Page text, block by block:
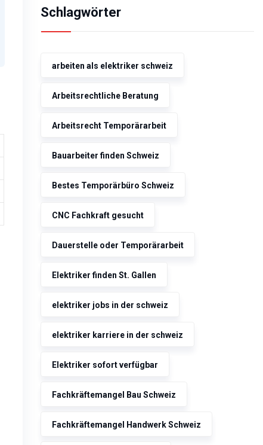
Schlagwörter
arbeiten als elektriker schweiz
Arbeitsrechtliche Beratung
Arbeitsrecht Temporärarbeit
Bauarbeiter finden Schweiz
Bestes Temporärbüro Schweiz
CNC Fachkraft gesucht
Dauerstelle oder Temporärarbeit
Elektriker finden St. Gallen
elektriker jobs in der schweiz
elektriker karriere in der schweiz
Elektriker sofort verfügbar
Fachkräftemangel Bau Schweiz
Fachkräftemangel Handwerk Schweiz